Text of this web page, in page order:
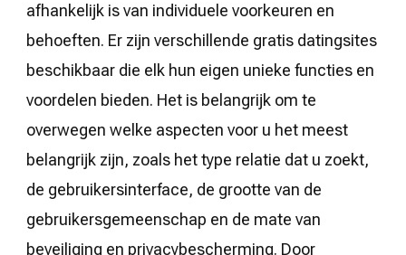
afhankelijk is van individuele voorkeuren en
behoeften. Er zijn verschillende gratis datingsites
beschikbaar die elk hun eigen unieke functies en
voordelen bieden. Het is belangrijk om te
overwegen welke aspecten voor u het meest
belangrijk zijn, zoals het type relatie dat u zoekt,
de gebruikersinterface, de grootte van de
gebruikersgemeenschap en de mate van
beveiliging en privacybescherming. Door